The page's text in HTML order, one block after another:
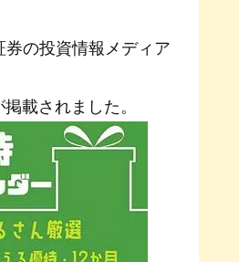
券の投資情報メディア
載されました。